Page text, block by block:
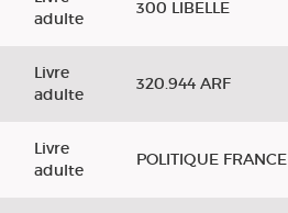
adulte
300 LIBELLE
Livre
adulte
320.944 ARF
Livre
adulte
POLITIQUE FRANCE